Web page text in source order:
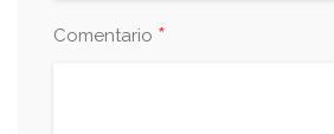
Comentario *